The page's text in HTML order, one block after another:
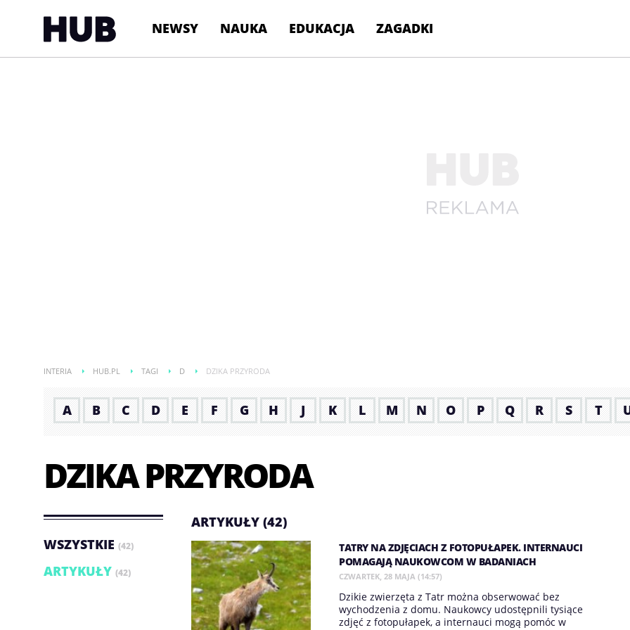
NEWSY NAUKA EDUKACJA ZAGADKI
INTERIA HUB.PL TAGI D DZIKA PRZYRODA
A B C D E F G H J K L M N O P Q R S T
DZIKA PRZYRODA
WSZYSTKIE (42)
ARTYKUŁY (42)
ARTYKUŁY (42)
TATRY NA ZDJĘCIACH Z FOTOPUŁAPEK. INTERNAUCI
POMAGAJĄ NAUKOWCOM W BADANIACH
CZWARTEK, 28 MAJA (14:57)
Dzikie zwierzęta z Tatr można obserwować bez
wychodzenia z domu. Naukowcy udostępnili tysiące
zdjęć z fotopułapek, a internauci mogą pomóc w